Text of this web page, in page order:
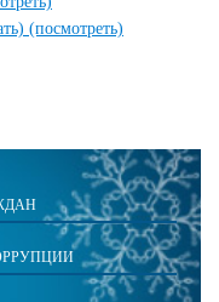
(посмотреть)